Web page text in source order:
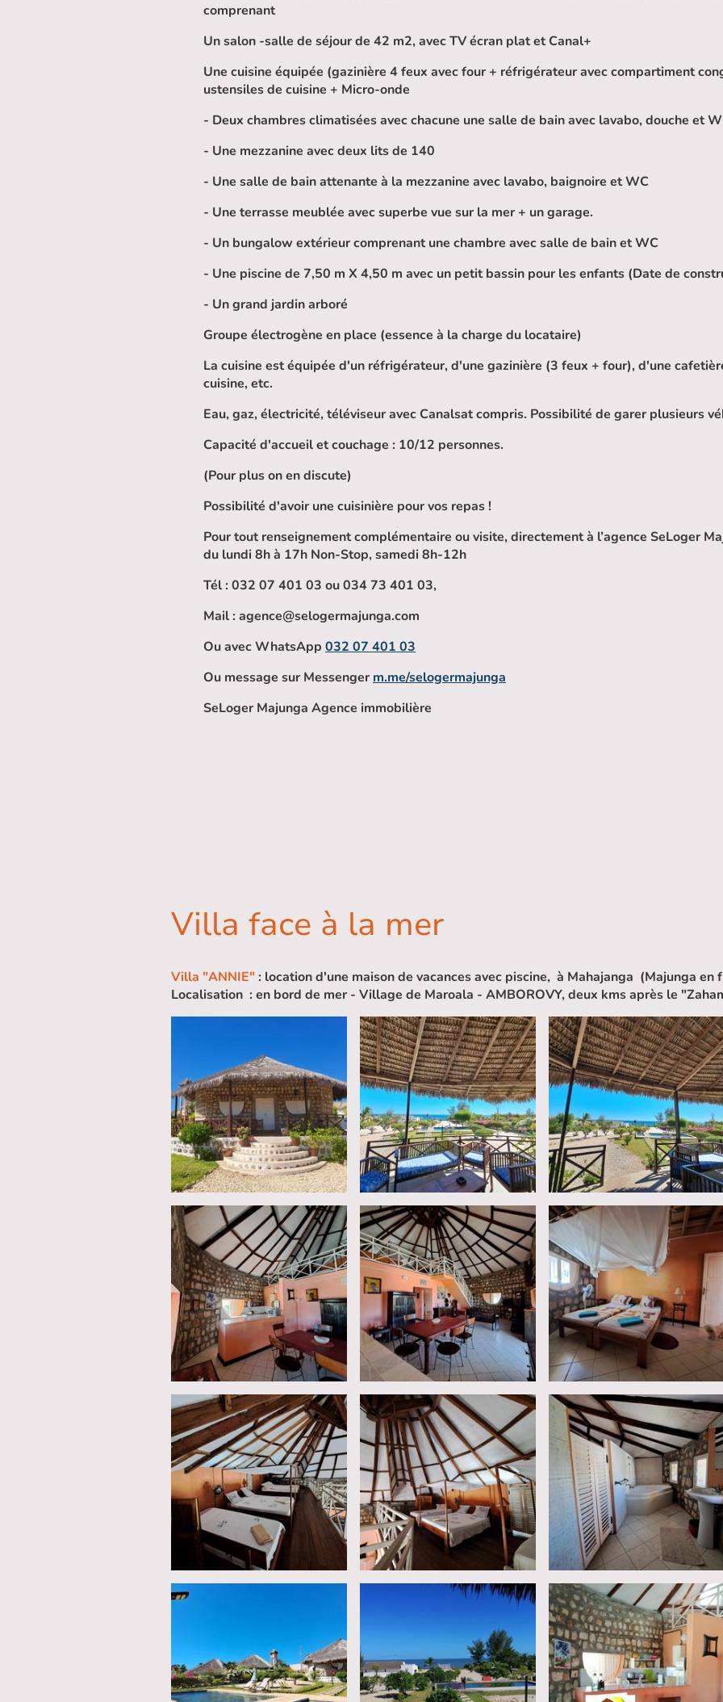
comprenant
Un salon -salle de séjour de 42 m2, avec TV écran plat et Canal+
Une cuisine équipée (gazinière 4 feux avec four + réfrigérateur avec compartiment
ustensiles de cuisine + Micro-onde
- Deux chambres climatisées avec chacune une salle de bain avec lavabo, douche et
- Une mezzanine avec deux lits de 140
- Une salle de bain attenante à la mezzanine avec lavabo, baignoire et WC
- Une terrasse meublée avec superbe vue sur la mer + un garage.
- Un bungalow extérieur comprenant une chambre avec salle de bain et WC
- Une piscine de 7,50 m X 4,50 m avec un petit bassin pour les enfants (Date de
- Un grand jardin arboré
Groupe électrogène en place (essence à la charge du locataire)
La cuisine est équipée d'un réfrigérateur, d'une gazinière (3 feux + four), d'une
cuisine, etc.
Eau, gaz, électricité, téléviseur avec Canalsat compris. Possibilité de garer plusieurs
Capacité d'accueil et couchage : 10/12 personnes.
(Pour plus on en discute)
Possibilité d'avoir une cuisinière pour vos repas !
Pour tout renseignement complémentaire ou visite, directement à l’agence SeLoger
du lundi 8h à 17h Non-Stop, samedi 8h-12h
Tél : 032 07 401 03 ou 034 73 401 03,
Mail : agence@selogermajunga.com
Ou avec WhatsApp 032 07 401 03
Ou message sur Messenger m.me/selogermajunga
SeLoger Majunga Agence immobilière
Villa face à la mer
Villa "ANNIE": location d'une maison de vacances avec piscine, à Mahajanga (Majunga en
Localisation : en bord de mer - Village de Maroala - AMBOROVY, deux kms après le